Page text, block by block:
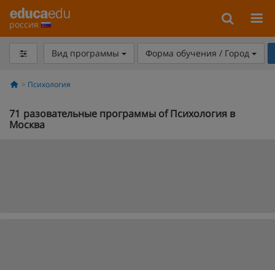
россия
Вид программы Форма обучения / Город
Психология
71 разовательные программы of Психология в
Москва